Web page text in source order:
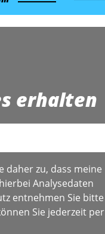
Tipps,
tun
erhalten
daher zu, dass meine
Analysedaten
entnehmen Sie bitte
Sie jederzeit per